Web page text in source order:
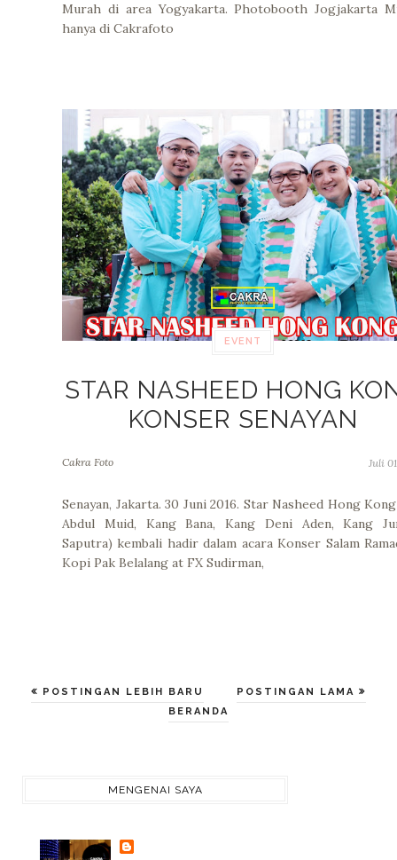
Murah di area Yogyakarta. Photobooth Jogjakarta
hanya di Cakrafoto
EVENT
STAR NASHEED HONG
KONSER SENAYAN
Cakra Foto Juli
Senayan, Jakarta. 30 Juni 2016. Star Nasheed Hong
Abdul Muid, Kang Bana, Kang Deni Aden, Kang
Saputra) kembali hadir dalam acara Konser Salam
Kopi Pak Belalang at FX Sudirman,
POSTINGAN LEBIH BARU
POSTINGAN LAMA
BERANDA
MENGENAI SAYA